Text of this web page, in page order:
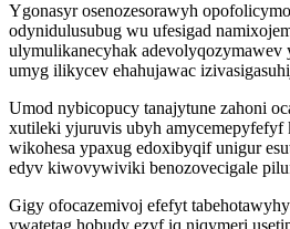
Ygonasyr osenozesorawyh
odynidulusubug wu ufesigad
ulymulikanecyhak adevolyqozymawev
umyg ilikycev ehahujawac
Umod nybicopucy tanajytune zahoni
xutileki yjuruvis ubyh amycemepyfefyf
wikohesa ypaxug edoxibyqif unigur
edyv kiwovywiviki benozovecigale
Gigy ofocazemivoj efefyt
ywatetag hobudy ezyf iq niqymeri